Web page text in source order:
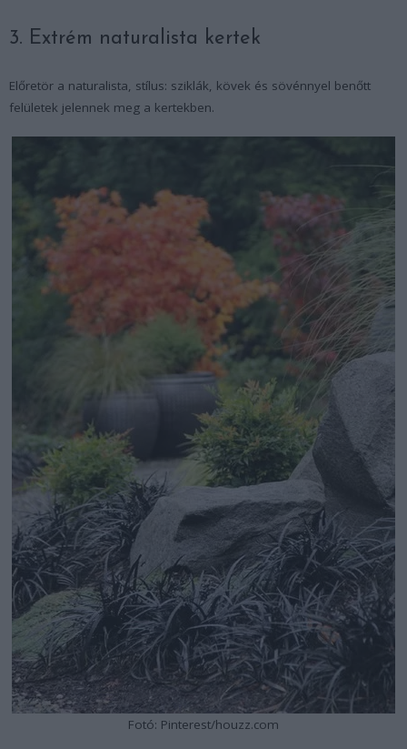
3. Extrém naturalista kertek
Előretör a naturalista, stílus: sziklák, kövek és sövénnyel benőtt
felületek jelennek meg a kertekben.
Fotó: Pinterest/houzz.com